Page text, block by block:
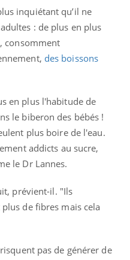
inquiétant qu’il ne
: de plus en plus
consomment
des boissons
en plus l'habitude de
le biberon des bébés !
plus boire de l'eau.
addicts au sucre,
le Dr Lannes.
prévient-il. "Ils
de fibres mais cela
pas de générer de